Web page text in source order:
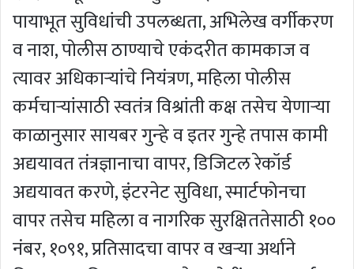
पायाभूत सुविधांची उपलब्धता, अभिलेख वर्गीकरण
व नाश, पोलीस ठाण्याचे एकंदरीत कामकाज व
त्यावर अधिकाऱ्यांचे नियंत्रण, महिला पोलीस
कर्मचाऱ्यांसाठी स्वतंत्र विश्रांती कक्ष तसेच येणाऱ्या
काळानुसार सायबर गुन्‍हे व इतर गुन्हे तपास कामी
अद्ययावत तंत्रज्ञानाचा वापर, डिजिटल रेकॉर्ड
अद्ययावत करणे, इंटरनेट सुविधा, स्मार्टफोनचा
वापर तसेच महिला व नागरिक सुरक्षिततेसाठी १००
नंबर, १०९१, प्रतिसादचा वापर व खऱ्या अर्थाने